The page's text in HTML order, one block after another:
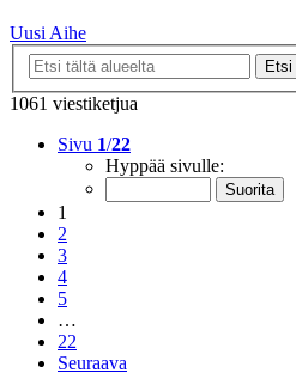
Uusi Aihe
Etsi
1061 viestiketjua
Sivu 1/22
Hyppää sivulle:
1
2
3
4
5
…
22
Seuraava